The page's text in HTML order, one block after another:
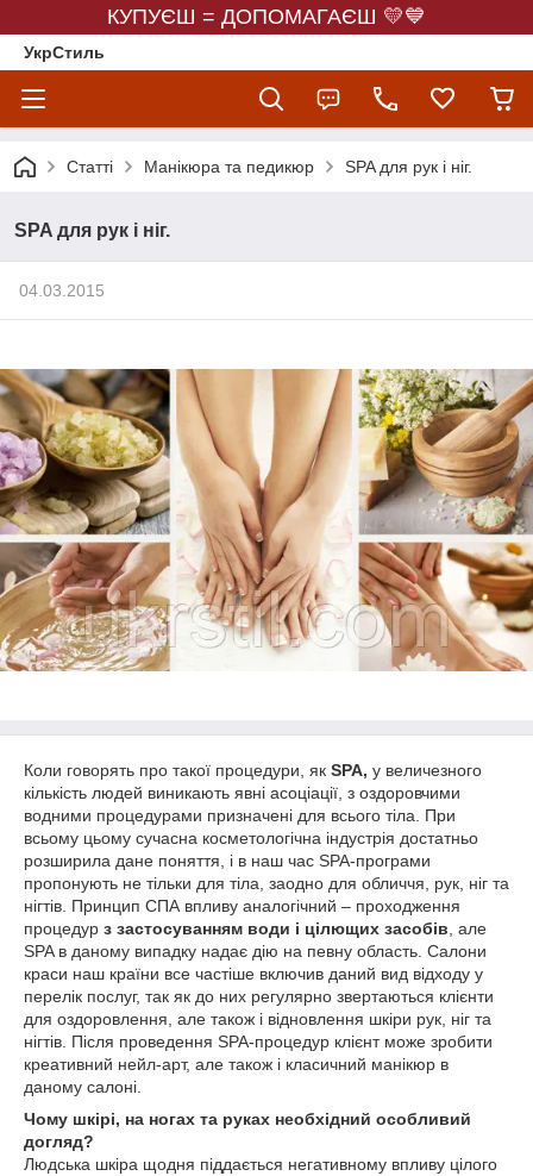
КУПУЄШ = ДОПОМАГАЄШ 💛💙
УкрСтиль
Статті Манікюра та педикюр SPA для рук і ніг.
SPA для рук і ніг.
04.03.2015
Коли говорять про такої процедури, як SPA, у величезного
кількість людей виникають явні асоціації, з оздоровчими
водними процедурами призначені для всього тіла. При
всьому цьому сучасна косметологічна індустрія достатньо
розширила дане поняття, і в наш час SPA-програми
пропонують не тільки для тіла, заодно для обличчя, рук, ніг та
нігтів. Принцип СПА впливу аналогічний – проходження
процедур з застосуванням води і цілющих засобів , але
SPA в даному випадку надає дію на певну область. Салони
краси наш країни все частіше включив даний вид відходу у
перелік послуг, так як до них регулярно звертаються клієнти
для оздоровлення, але також і відновлення шкіри рук, ніг та
нігтів. Після проведення SPA-процедур клієнт може зробити
креативний нейл-арт, але також і класичний манікюр в
даному салоні.
Чому шкірі, на ногах та руках необхідний особливий
догляд?
Людська шкіра щодня піддається негативному впливу цілого